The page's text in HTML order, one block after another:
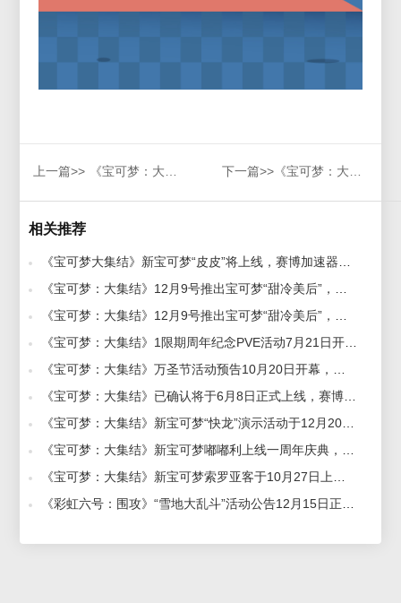
上一篇>> 《宝可梦：大集结》手机预注册超500万，赛博加速器免费加速 下一篇>>《宝可梦：大集结》新宝可梦嘟嘟利上线一周年庆典，赛博加速器带来流畅加速体验
相关推荐
《宝可梦大集结》新宝可梦“皮皮”将上线，赛博加速器助你畅享游戏 2022-09-14
《宝可梦：大集结》12月9号推出宝可梦“甜冷美后”，赛博加速器助力稳定玩 2021-12-10
《宝可梦：大集结》12月9号推出宝可梦“甜冷美后”，赛博加速器带你一览 2021-12-07
《宝可梦：大集结》1限期周年纪念PVE活动7月21日开启，赛博加速器助力海外回国参与 2022-07-19
《宝可梦：大集结》万圣节活动预告10月20日开幕，赛博加速器助力急速玩 2021-10-19
《宝可梦：大集结》已确认将于6月8日正式上线，赛博加速器助力畅玩 2023-06-05
《宝可梦：大集结》新宝可梦“快龙”演示活动于12月20日启动，赛博加速器助力爽快体验 2021-12-14
《宝可梦：大集结》新宝可梦嘟嘟利上线一周年庆典，赛博加速器带来流畅加速体验 2022-09-19
《宝可梦：大集结》新宝可梦索罗亚客于10月27日上线，赛博加速器稳定低延迟 2022-10-25
《彩虹六号：围攻》“雪地大乱斗”活动公告12月15日正式发布，赛博加速器助力极限畅玩 2021-12-14